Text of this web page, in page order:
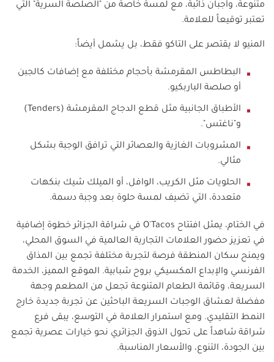
متنوعة، وأجبان ذائبة، مع لمسة خاصة من "الصلصة السرية" التي
تعتبر توقيعاً للعلامة.
المنيو لا يقتصر على التاكو فقط، بل يشمل أيضاً:
البطاطس المقرمشة بأحجام مختلفة مع إضافات كالجبن
أو صلصة الباربكيو.
الأطباق الجانبية مثل قطع الدجاج المقرمشة (Tenders
)
و"ناغتس".
المشروبات الغازية والعصائر التي ترافق الوجبة بشكل
مثالي.
الحلويات مثل الكريب، الوافل، أو الميلك شيك بنكهات
متعددة، التي تضيف لمسة حلوة بعد وجبة دسمة.
في الختام، يمثل افتتاح O'Tacos في شراقة الجزائر خطوة إضافية
في تعزيز حضور العلامات التجارية العالمية في السوق المحلي،
ويمنح سكان المنطقة فرصة لتجربة مختلفة تجمع بين المذاق
الفرنسي والإبداع المكسيكي بروح شبابية. الموقع المميز، الخدمة
السريعة، وقائمة الطعام المتنوعة تجعل من المطعم وجهة
مفضلة لعشاق الوجبات السريعة الباحثين عن تجربة جديدة خارج
النمط التقليدي. ومع استمرار العلامة في التوسع، يبقى فرع
شراقة شاهداً على تحول الذوق الجزائري نحو خيارات عصرية تجمع
بين الجودة، التنوع، والأسعار المناسبة.